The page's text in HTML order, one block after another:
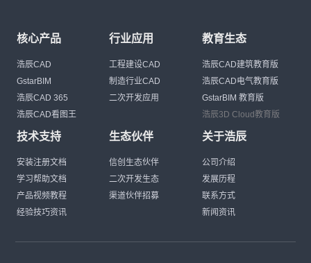
核心产品
浩辰CAD
GstarBIM
浩辰CAD 365
浩辰CAD看图王
行业应用
工程建设CAD
制造行业CAD
二次开发应用
教育生态
浩辰CAD建筑教育版
浩辰CAD电气教育版
GstarBIM 教育版
浩辰3D Cloud教育版
技术支持
安装注册文档
学习帮助文档
产品视频教程
经验技巧资讯
生态伙伴
信创生态伙伴
二次开发生态
渠道伙伴招募
关于浩辰
公司介绍
发展历程
联系方式
新闻资讯